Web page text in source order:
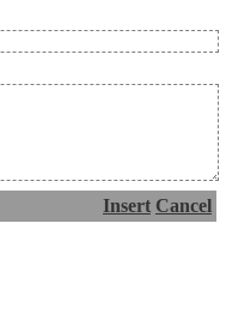
Insert Cancel